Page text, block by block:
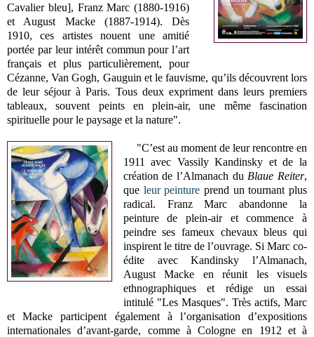
Cavalier bleu], Franz Marc (1880-1916)
et August Macke (1887-1914). Dès
1910, ces artistes nouent une amitié
portée par leur intérêt commun pour l’art
français et plus particulièrement, pour
Cézanne, Van Gogh, Gauguin et le fauvisme, qu’ils découvrent lors
de leur séjour à Paris. Tous deux expriment dans leurs premiers
tableaux, souvent peints en plein-air, une même fascination
spirituelle pour le paysage et la nature".
"C’est au moment de leur rencontre en
1911 avec Vassily Kandinsky et de la
création de l’Almanach du Blaue Reiter,
que leur peinture prend un tournant plus
radical. Franz Marc abandonne la
peinture de plein-air et commence à
peindre ses fameux chevaux bleus qui
inspirent le titre de l’ouvrage. Si Marc co-
édite avec Kandinsky l’Almanach,
August Macke en réunit les visuels
ethnographiques et rédige un essai
intitulé "Les Masques". Très actifs, Marc
et Macke participent également à l’organisation d’expositions
internationales d’avant-garde, comme à Cologne en 1912 et à